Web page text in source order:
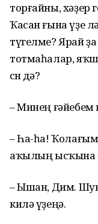
торғайны, хәҙер
Ҡасан ғына үҙе
түгелме? Ярай
тотмаһалар,
өсөн дә?
– Минең ғәйебем
– Һа-һа!
аҡылың
– Ышан, Дим.
килә үҙеңә.